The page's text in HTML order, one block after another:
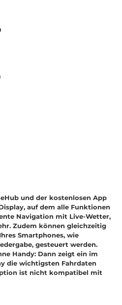
und der kostenlosen App
auf dem alle Funktionen
Navigation mit Live-Wetter,
Zudem können gleichzeitig
Smartphones, wie
gesteuert werden.
Handy: Dann zeigt ein im
die wichtigsten Fahrdaten
ist nicht kompatibel mit